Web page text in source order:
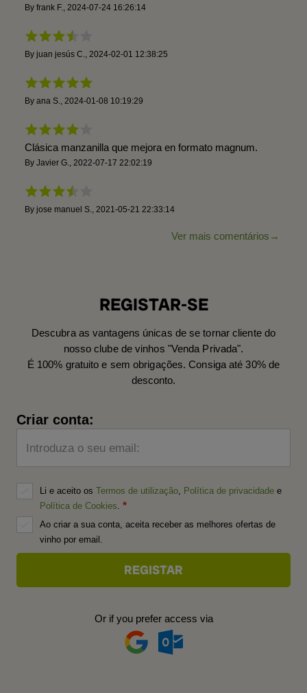
By frank F. 2024-07-24 16:26:14
By juan jesús C. 2024-02-01 12:38:25
By ana S. 2024-01-08 10:19:29
Clásica manzanilla que mejora en formato magnum.
By Javier G. 2022-07-17 22:02:19
By jose manuel S. 2021-05-21 22:33:14
Ver mais comentários
REGISTAR-SE
Descubra as vantagens únicas de se tornar cliente do
nosso clube de vinhos "Venda Privada".
É 100% gratuito e sem obrigações. Consiga até 30% de
desconto.
Criar conta:
Introduza o seu email:
Li e aceito os Termos de utilização Política de privacidade e
Política de Cookies
Ao criar a sua conta, aceita receber as melhores ofertas de
vinho por email.
Or if you prefer access via